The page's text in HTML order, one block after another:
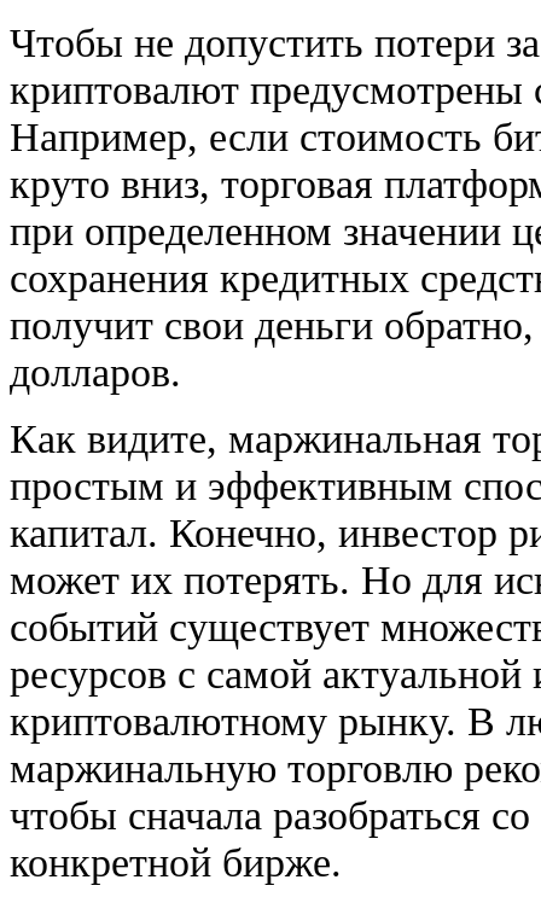
Чтобы не допустить потери
криптовалют предусмотрены
Например, если стоимость
круто вниз, торговая
при определенном значении
сохранения кредитных
получит свои деньги
долларов.
Как видите, маржинальная
простым и эффективным
капитал. Конечно, инвестор
может их потерять. Но для
событий существует
ресурсов с самой
криптовалютному рынку. В
маржинальную торговлю
чтобы сначала разобраться
конкретной бирже.